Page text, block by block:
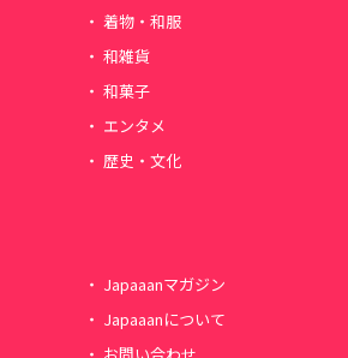
着物・和服
和雑貨
和菓子
エンタメ
歴史・文化
Japaaanマガジン
Japaaanについて